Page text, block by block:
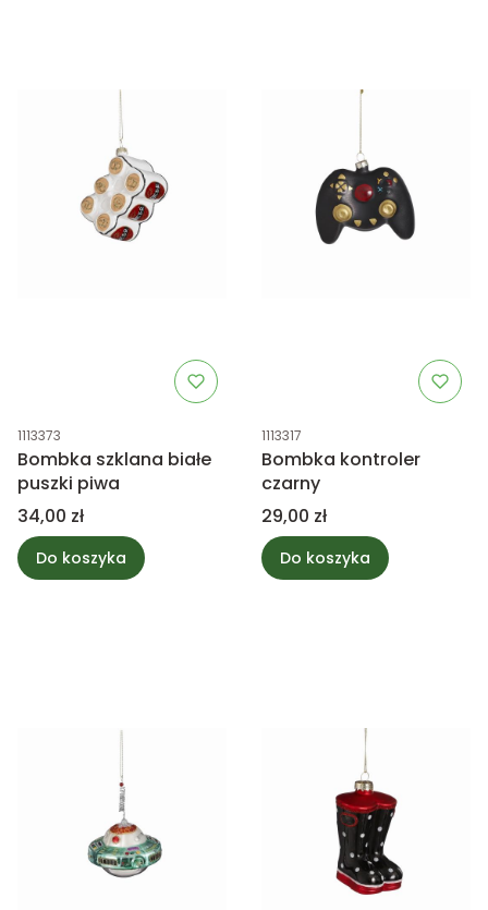
Kod produktu
1113373
Bombka szklana białe
puszki piwa
Cena
34,00 zł
Do koszyka
Kod produktu
1113317
Bombka kontroler
czarny
Cena
29,00 zł
Do koszyka